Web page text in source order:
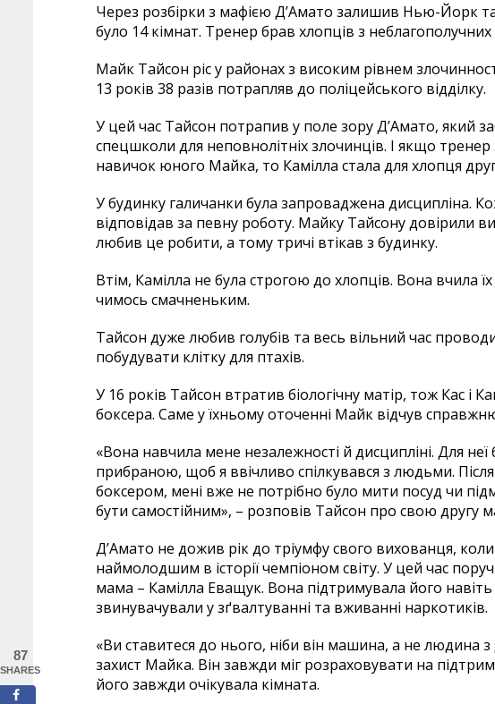
Через розбірки з мафією Д’Амато залишив Нью-Йорк
було 14 кімнат. Тренер брав хлопців з
Майк Тайсон ріс у районах з високим рівнем
13 років 38 разів потрапляв до поліцейського відділку.
У цей час Тайсон потрапив у поле зору Д’Амато, який
спецшколи для неповнолітніх злочинців. І якщо
навичок юного Майка, то Камілла стала для хлопця
У будинку галичанки була запроваджена дисципліна.
відповідав за певну роботу. Майку Тайсону довірили
любив це робити, а тому тричі втікав з будинку.
Втім, Камілла не була строгою до хлопців. Вона вчила
чимось смачненьким.
Тайсон дуже любив голубів та весь вільний час
побудувати клітку для птахів.
У 16 років Тайсон втратив біологічну матір, тож Кас і
боксера. Саме у їхньому оточенні Майк відчув
«Вона навчила мене незалежності й дисципліні. Для
прибраною, щоб я ввічливо спілкувався з людьми.
боксером, мені вже не потрібно було мити посуд чи
бути самостійним», – розповів Тайсон про свою другу
Д’Амато не дожив рік до тріумфу свого вихованця,
наймолодшим в історії чемпіоном світу. У цей час
мама – Камілла Еващук. Вона підтримувала його навіть
звинувачували у зґвалтуванні та вживанні наркотиків.
«Ви ставитеся до нього, ніби він машина, а не людина
захист Майка. Він завжди міг розраховувати на
його завжди очікувала кімната.
87
SHARES